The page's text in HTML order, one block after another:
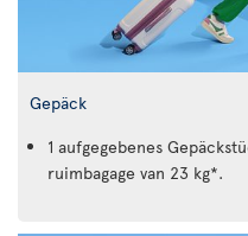
Gepäck
1 aufgegebenes
ruimbagage van 23 kg*.